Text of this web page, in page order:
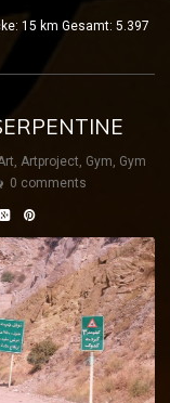
15 km Gesamt: 5.397
, Artproject, Gym, Gym
0 comments